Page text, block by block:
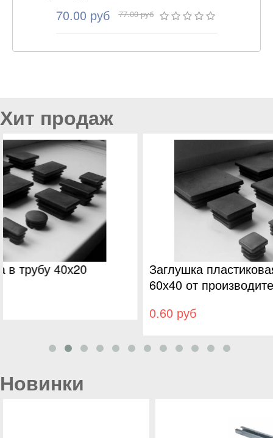
70.00 руб 77.00 руб
Хит продаж
Заглушка пластиковая для трубы размером
60х40 от производителя
Новинки